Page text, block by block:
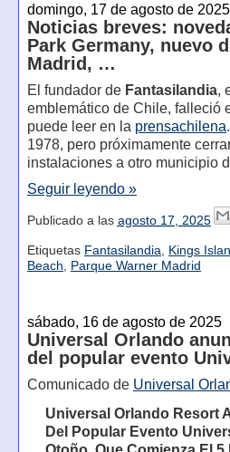
domingo, 17 de agosto de 2025
Noticias breves:
Park Germany, nuevo
Madrid, …
El fundador de Fantasilandia,
emblemático de Chile, falleció
puede leer en la prensachilena
1978, pero próximamente
instalaciones a otro municipio
Seguir leyendo »
Publicado a las agosto 17, 2025
Etiquetas Fantasilandia Kings
Beach
Parque Warner Madrid
sábado, 16 de agosto de 2025
Universal Orlando
del popular evento
Comunicado de Universal
Universal Orlando Resort
Del Popular Evento